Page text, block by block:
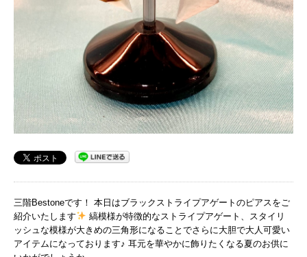
三階Bestoneです！ 本日はブラックストライプアゲートのピアスをご
紹介いたします
縞模様が特徴的なストライプアゲート、スタイリ
ッシュな模様が大きめの三角形になることでさらに大胆で大人可愛い
アイテムになっております♪ 耳元を華やかに飾りたくなる夏のお供に